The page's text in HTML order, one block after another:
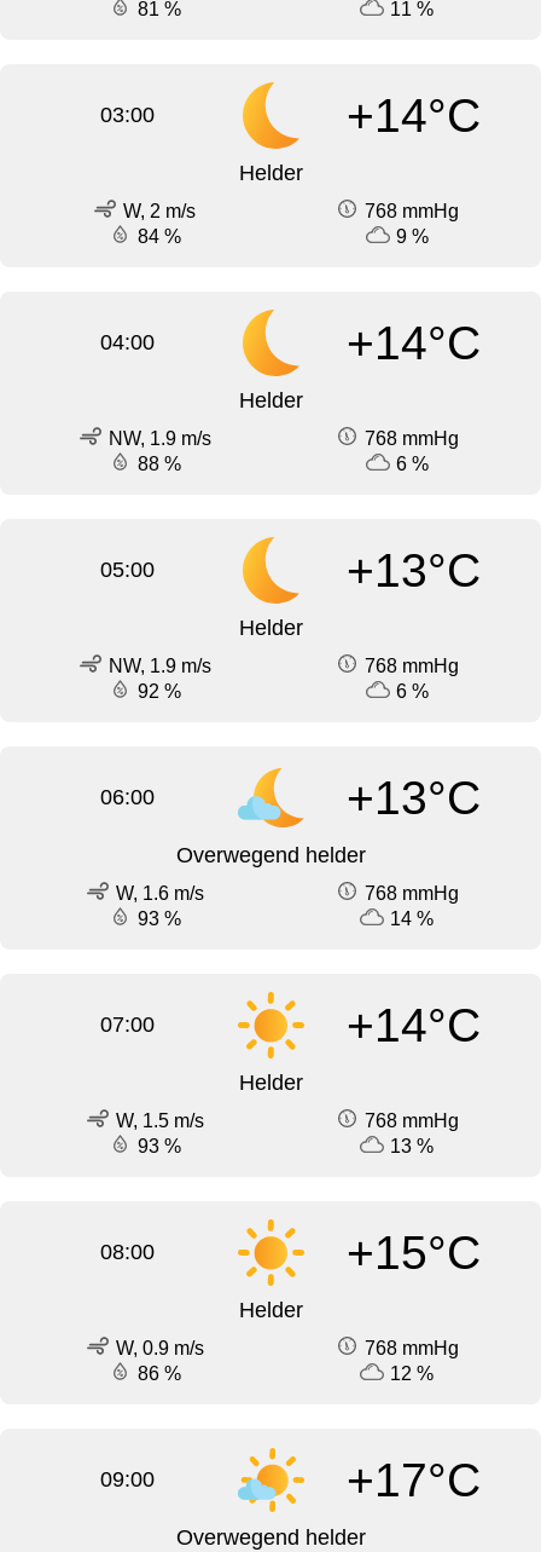
81 %
11 %
03:00 +14°C
Helder
W, 2 m/s
768 mmHg
84 %
9 %
04:00 +14°C
Helder
NW, 1.9 m/s
768 mmHg
88 %
6 %
05:00 +13°C
Helder
NW, 1.9 m/s
768 mmHg
92 %
6 %
06:00 +13°C
Overwegend helder
W, 1.6 m/s
768 mmHg
93 %
14 %
07:00 +14°C
Helder
W, 1.5 m/s
768 mmHg
93 %
13 %
08:00 +15°C
Helder
W, 0.9 m/s
768 mmHg
86 %
12 %
09:00 +17°C
Overwegend helder